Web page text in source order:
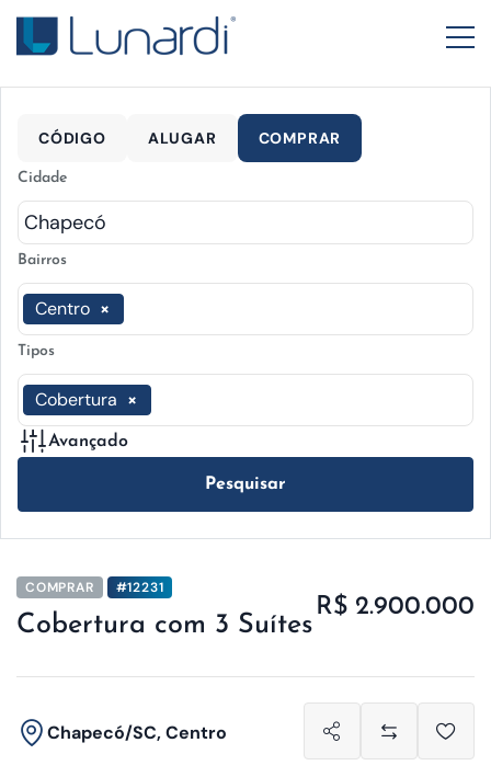
CÓDIGO ALUGAR COMPRAR
Cidade
Bairros
×
Centro
Tipos
×
Cobertura
Avançado
Pesquisar
COMPRAR #12231
Cobertura com 3 Suítes
R$ 2.900.000
Chapecó/SC, Centro